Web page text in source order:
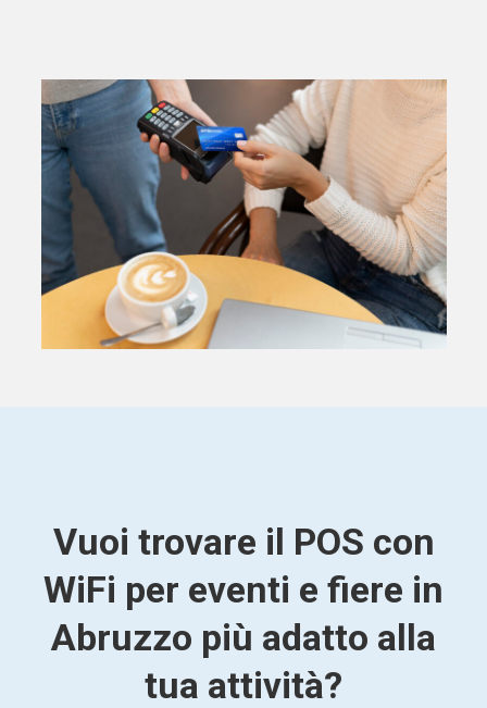
Vuoi trovare il POS con
WiFi per eventi e fiere in
Abruzzo più adatto alla
tua attività?